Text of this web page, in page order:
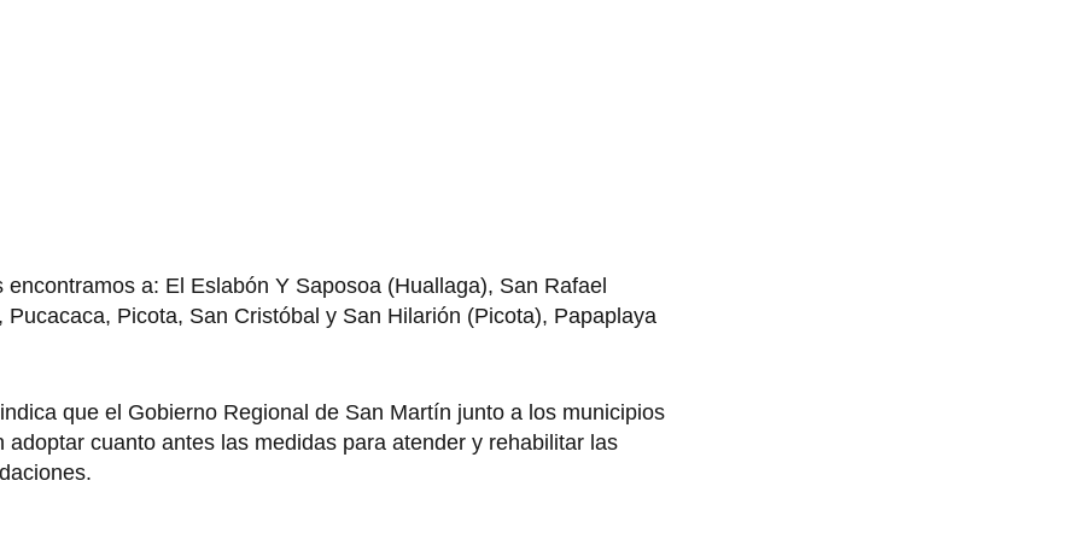
a: El Eslabón Y Saposoa (Huallaga), San Rafael
Picota, San Cristóbal y San Hilarión (Picota), Papaplaya
que el Gobierno Regional de San Martín junto a los municipios
cuanto antes las medidas para atender y rehabilitar las